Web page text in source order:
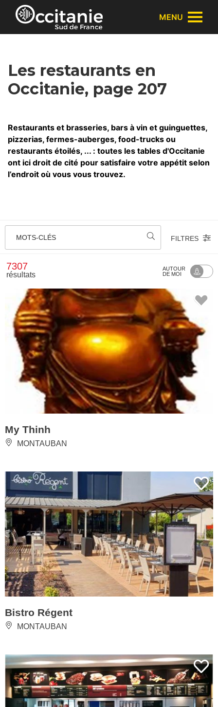
Panneau de gestion des cookies
MENU
Les restaurants en
Occitanie, page 207
Restaurants et brasseries, bars à vin et guinguettes,
pizzerias, fermes-auberges, food-trucks ou
restaurants étoilés, ... : toutes les tables d'Occitanie
ont ici droit de cité pour satisfaire votre appétit selon
l’endroit où vous vous trouvez.
MOTS-CLÉS FILTRES
7307
résultats
AUTOUR
DE MOI
My Thinh
MONTAUBAN
Bistro Régent
MONTAUBAN